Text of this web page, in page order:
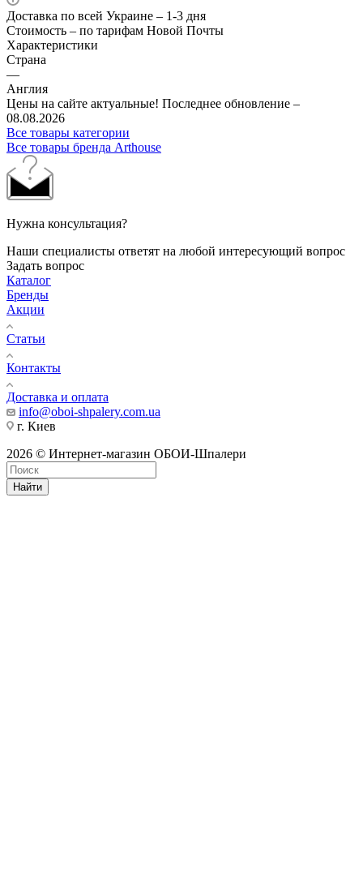
Доставка по всей Украине – 1-3 дня
Стоимость – по тарифам Новой Почты
Характеристики
Страна
—
Англия
Цены на сайте актуальные! Последнее обновление –
08.08.2026
Все товары категории
Все товары бренда Arthouse
Нужна консультация?
Наши специалисты ответят на любой интересующий вопрос
Задать вопрос
Каталог
Бренды
Акции
Статьи
Контакты
Доставка и оплата
info@oboi-shpalery.com.ua
г. Киев
2026 © Интернет-магазин ОБОИ-Шпалери
Найти